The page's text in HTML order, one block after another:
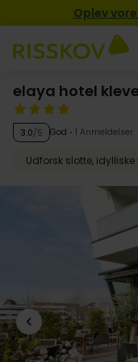
Oplev
elaya hotel
3.0/5 God 1 Anmeldelser
Udforsk slotte,